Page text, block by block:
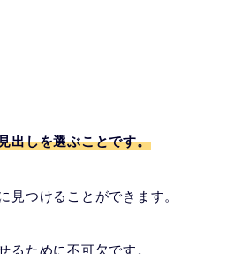
出しを選ぶことです。
つけることができます。
ために不可欠です。